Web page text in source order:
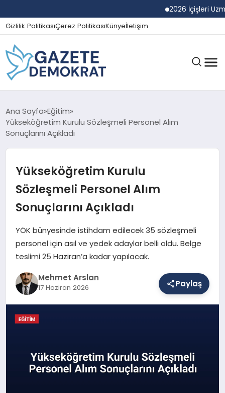
2026 İçişleri Uzman
Gizlilik PolitikasıÇerez PolitikasıKünyeİletişim
GÜNDEM
EKONOMI
SPOR
SAĞLIK
EĞITIM
YAŞAM
Ana Sayfa Eğitim
Yükseköğretim Kurulu Sözleşmeli Personel Alım
Sonuçlarını Açıkladı
Yükseköğretim Kurulu
Sözleşmeli Personel Alım
Sonuçlarını Açıkladı
YÖK bünyesinde istihdam edilecek 35 sözleşmeli
personel için asıl ve yedek adaylar belli oldu. Belge
teslimi 25 Haziran’a kadar yapılacak.
Mehmet Arslan
17 Haziran 2026 Paylaş